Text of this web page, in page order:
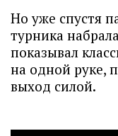
Но уже спустя
турника
показывал
на одной руке,
выход силой.